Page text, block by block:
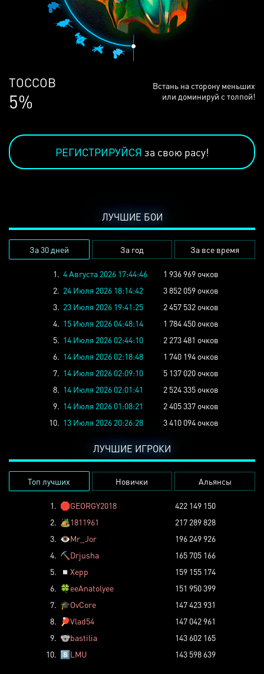
ЛЮДЕЙ
68%
Встань на сторону меньших
или доминируй с толпой!
РЕГИСТРИРУЙСЯ за свою расу!
ЛУЧШИЕ БОИ
За 30 дней За год За все время
1. 4 Августа 2026 17:44:46
1 936 969 очков
2. 24 Июля 2026 18:14:42
3 852 059 очков
3. 23 Июля 2026 19:41:25
2 457 532 очков
4. 15 Июля 2026 04:48:14
1 784 450 очков
5. 14 Июля 2026 02:44:10
2 273 481 очков
6. 14 Июля 2026 02:18:48
1 740 194 очков
7. 14 Июля 2026 02:09:10
5 137 020 очков
8. 14 Июля 2026 02:01:41
2 524 335 очков
9. 14 Июля 2026 01:08:21
2 405 337 очков
10. 13 Июля 2026 20:26:28 3 410 094 очков
ЛУЧШИЕ ИГРОКИ
Топ лучших Новички Альянсы
1. 🛑GEORGY2018
422 149 150
2. 🏕️1811961
217 289 828
3. 👁️Mr_Jor
196 249 926
4. ⛏️ Drjusha
165 705 166
5.
◽ Xepp
159 155 174
6. 🍀eeAnatolyee
151 950 399
7. 🎓OvCore
147 423 931
8.
🏓Vlad54
147 042 961
9. 🐨bastilia
143 602 165
10. 8️⃣LMU 143 598 639